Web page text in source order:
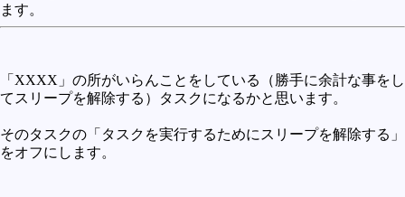
ます。
「XXXX」の所がいらんことをしている（勝手に余計な事をし
てスリープを解除する）タスクになるかと思います。
そのタスクの「タスクを実行するためにスリープを解除する」
をオフにします。